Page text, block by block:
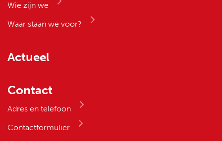
Wie zijn we
Waar staan we voor?
Actueel
Contact
Adres en telefoon
Contactformulier